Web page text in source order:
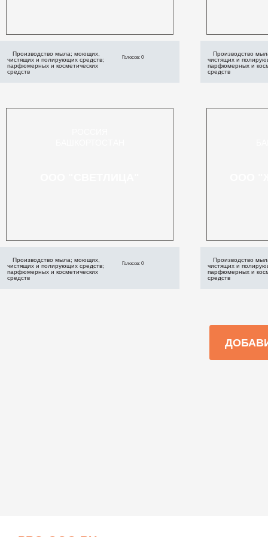
Производство мыла; моющих,
чистящих и полирующих средств;
парфюмерных и косметических
средств
Голосов: 0
Производство
чистящих и
парфюмерных и
средств
Производство мыла; моющих,
чистящих и полирующих средств;
парфюмерных и косметических
средств
Голосов: 0
Производство
чистящих и
парфюмерных и
средств